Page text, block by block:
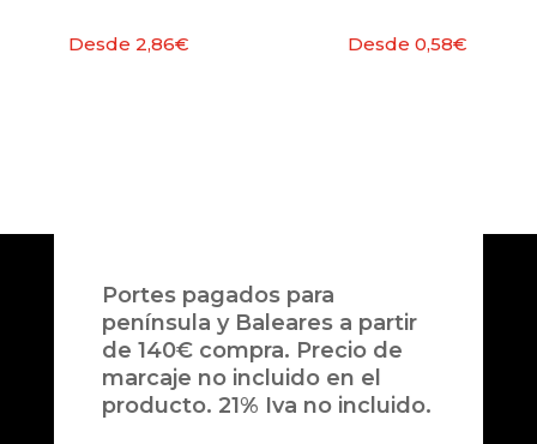
Desde2,86€ Desde0,58€
Portes pagados para
península y Baleares a partir
de 140€ compra. Precio de
marcaje no incluido en el
producto. 21% Iva no incluido.